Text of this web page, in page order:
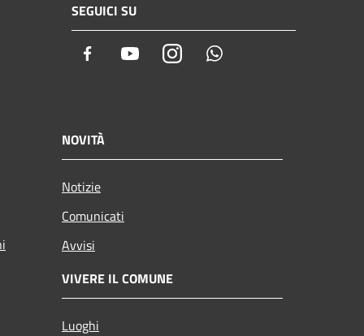
SEGUICI SU
Facebook YoutubeInstagram
NOVITÀ
Notizie
Comunicati
Avvisi
VIVERE IL COMUNE
Luoghi